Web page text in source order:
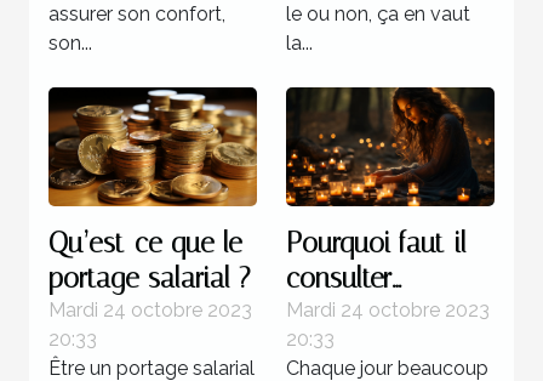
assurer son confort,
son...
le ou non, ça en vaut
la...
Qu’est-ce que le
portage salarial ?
Mardi 24 octobre 2023
20:33
Être un portage salarial
Pourquoi faut-il
consulter
l’horoscope ?
Mardi 24 octobre 2023
20:33
Chaque jour beaucoup